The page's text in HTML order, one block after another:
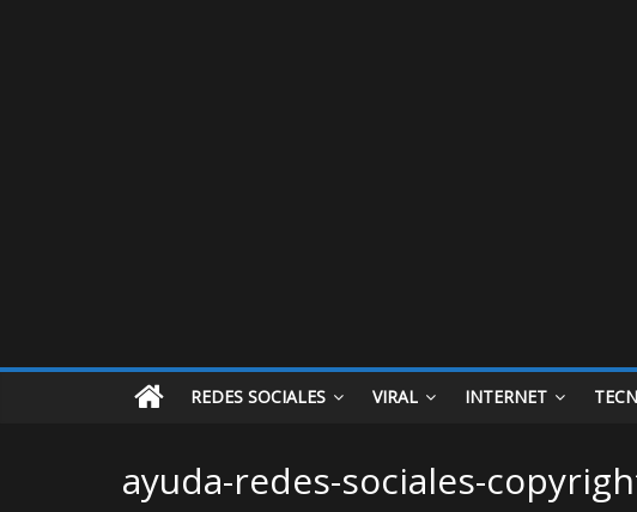
REDES SOCIALES VIRAL INTERNET
ayuda-redes-sociales-